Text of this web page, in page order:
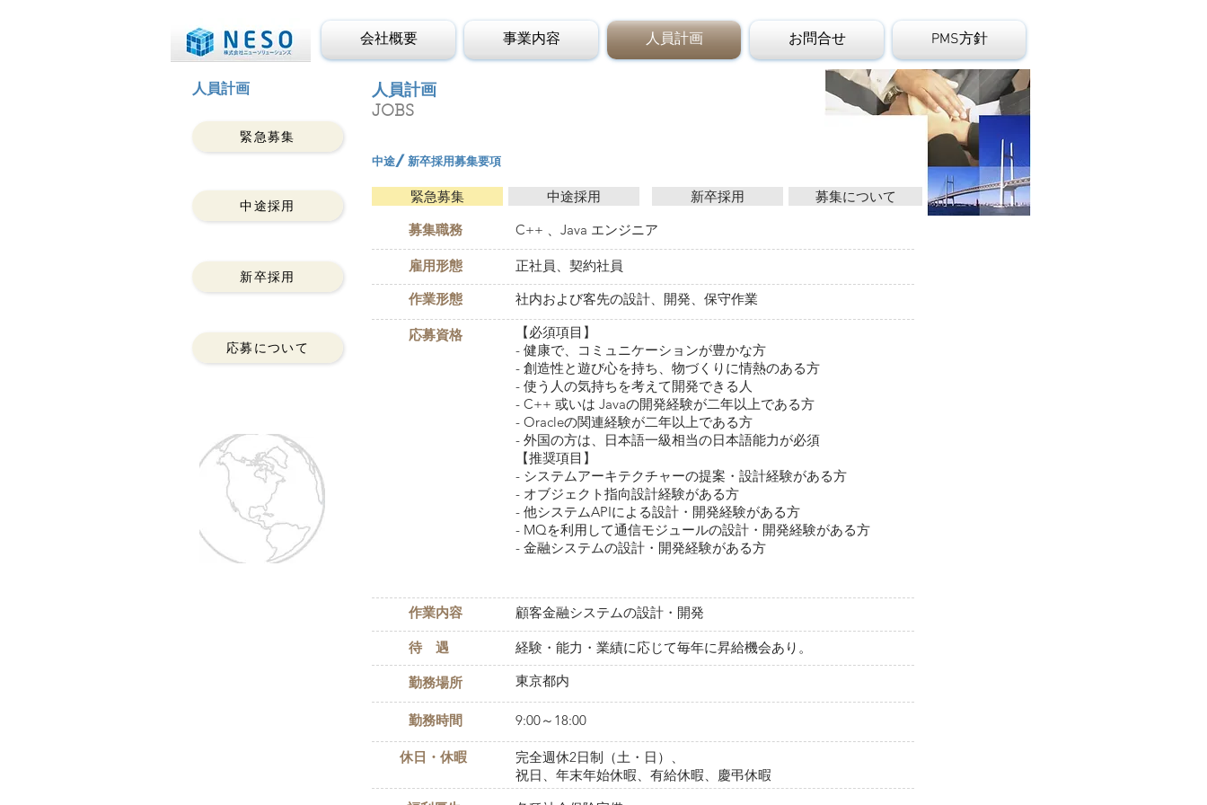
会社概要 事業内容 人員計画 お問合せ PMS方針
人員計画
緊急募集
中途採用
人員計画
JOBS
中途/新卒採用募集要項
緊急募集 中途採用 新卒採用
募集について
​募集職務
C++ 、Java エンジニア
新卒採用
雇用形態
正社員、契約社員
作業形態
社内および客先の設計、開発、保守作業
応募について
応募資格
【必須項目】
- 健康で、コミュニケーションが豊かな方
- 創造性と遊び心を持ち、物づくりに情熱のある方
- 使う人の気持ちを考えて開発できる人
- C++ 或いは Javaの開発経験が二年以上である方
- Oracleの関連経験が二年以上である方
- 外国の方は、日本語一級相当の日本語能力が必須
【推奨項目】
- システムアーキテクチャーの提案・設計経験がある方
- オブジェクト指向設計経験がある方
- 他システムAPIによる設計・開発経験がある方
- MQを利用して通信モジュールの設計・開発経験がある方
- 金融システムの設計・開発経験がある方
作業内容 顧客金融システムの設計・開発
待 遇 経験・能力・業績に応じて毎年に昇給機会あり。
勤務場所 東京都内
勤務時間 9:00～18:00
休日・休暇
完全週休2日制（土・日）、
祝日、年末年始休暇、有給休暇、慶弔休暇